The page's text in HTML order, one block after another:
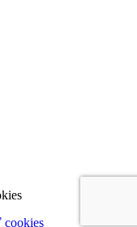
cookies